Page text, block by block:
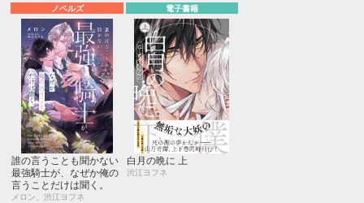
ノベルズ
誰の言うことも聞かない
最強騎士が、なぜか俺の
言うことだけは聞く。
メロン、渋江ヨフネ
電子書籍
白月の晩に 上
渋江ヨフネ